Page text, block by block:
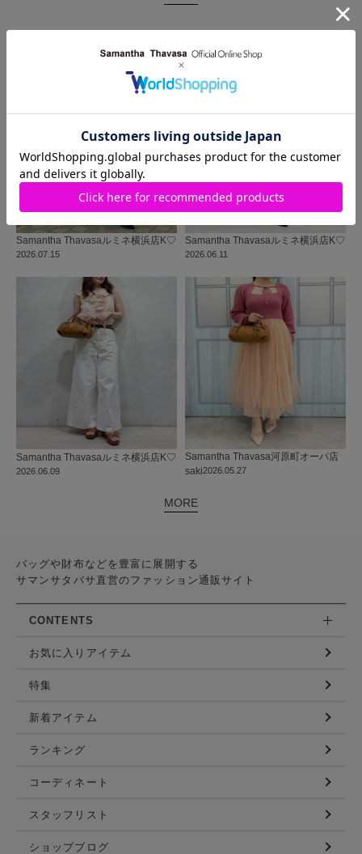
2026.07.15
Samantha Thavasaルミネ横浜店K♡
2026.06.11
Samantha Thavasaルミネ横浜店K♡
2026.06.09
Samantha Thavasa ルミネ横浜店K♡
2026.05.27
Samantha Thavasa河原町オーパ店
saki
MORE
バッグや財布などを豊富に展開する
サマンサタバサ直営のファッション通販サイト
CONTENTS
お気に入りアイテム
特集
新着アイテム
ランキング
コーディネート
スタッフリスト
ショップブログ